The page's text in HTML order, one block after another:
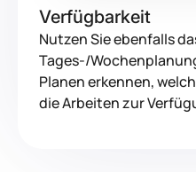
Verfügbarkeit
Nutzen Sie ebenfalls
Tages-/
Planen erkennen,
die Arbeiten zur